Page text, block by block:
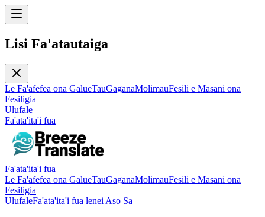
Lisi Fa'atautaiga
Le Fa'afefea ona GalueTauGaganaMolimauFesili e Masani ona
Fesiligia
Ulufale
Fa'ata'ita'i fua
Fa'ata'ita'i fua
Le Fa'afefea ona GalueTauGaganaMolimauFesili e Masani ona
Fesiligia
UlufaleFa'ata'ita'i fua lenei Aso Sa